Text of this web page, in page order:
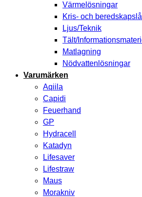
Värmelösningar
Kris- och
Ljus/Teknik
Tält/
Matlagning
Nödvattenlösningar
Varumärken
Aqiila
Capidi
Feuerhand
GP
Hydracell
Katadyn
Lifesaver
Lifestraw
Maus
Morakniv